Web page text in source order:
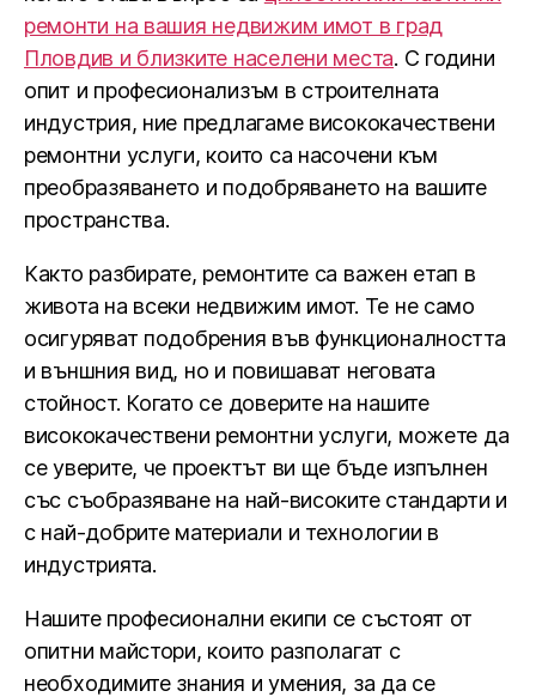
ремонти на вашия недвижим имот в град
Пловдив и близките населени места. С години
опит и професионализъм в строителната
индустрия, ние предлагаме висококачествени
ремонтни услуги, които са насочени към
преобразяването и подобряването на вашите
пространства.
Както разбирате, ремонтите са важен етап в
живота на всеки недвижим имот. Те не само
осигуряват подобрения във функционалността
и външния вид, но и повишават неговата
стойност. Когато се доверите на нашите
висококачествени ремонтни услуги, можете да
се уверите, че проектът ви ще бъде изпълнен
със съобразяване на най-високите стандарти и
с най-добрите материали и технологии в
индустрията.
Нашите професионални екипи се състоят от
опитни майстори, които разполагат с
необходимите знания и умения, за да се